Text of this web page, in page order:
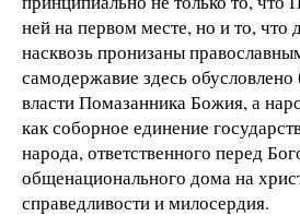
ней на первом месте, но и то, что
насквозь пронизаны
самодержавие здесь
власти Помазанника Божия, а
как соборное единение
народа, ответственного перед
общенационального дома на
справедливости и милосердия.